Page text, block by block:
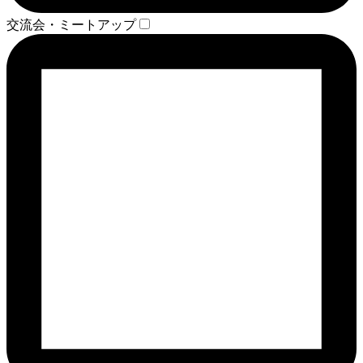
交流会・ミートアップ